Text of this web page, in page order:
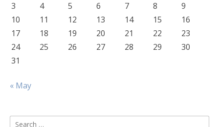
3
4 5 6 7 8
9
10
11 12 13 14 15
16
17
18 19 20 21 22
23
24
25 26 27 28 29
30
31
« May
Search